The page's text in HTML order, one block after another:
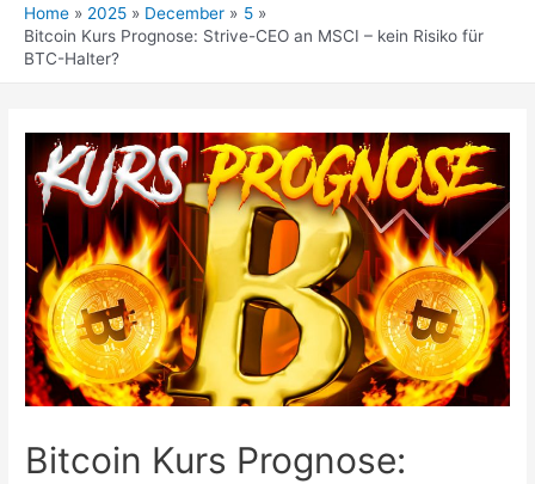
Home 2025 December
5
Bitcoin Kurs Prognose: Strive-CEO an MSCI – kein Risiko für
BTC-Halter?
Bitcoin Kurs Prognose: